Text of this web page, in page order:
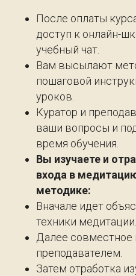
После оплаты
доступ к онлайн-
учебный чат.
Вам высылают
пошаговой
уроков.
Куратор и
ваши вопросы и
время обучения.
Вы изучаете и
входа в
методике:
Вначале идет
техники медитации.
Далее совместное
преподавателем.
Затем отработка